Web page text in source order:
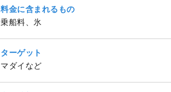
料金に含まれるもの
乗船料、氷
ターゲット
マダイなど